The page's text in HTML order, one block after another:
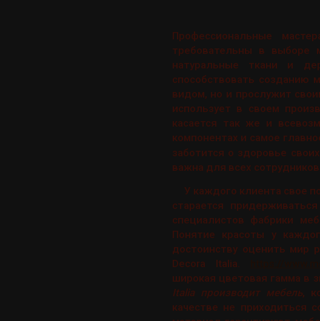
Профессиональные
требовательны в выборе
натуральные ткани и
способствовать созданию
видом, но и прослужит
использует в своем
касается так же и
компонентах и самое
заботится о здоровье
важна для всех
У каждого клиента свое
старается
специалистов фабрики
Понятие красоты у
достоинству оценить мир
Decora Italia.
широкая цветовая гамма в
Italia производит мебель,
качестве не приходиться